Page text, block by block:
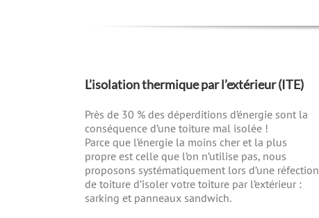
L’isolation thermique par l’extérieur (ITE)
Près de 30 % des déperditions d’énergie sont la
conséquence d’une toiture mal isolée !
Parce que l’énergie la moins cher et la plus
propre est celle que l’on n’utilise pas, nous
proposons systématiquement lors d’une réfection
de toiture d’isoler votre toiture par l’extérieur :
sarking et panneaux sandwich.